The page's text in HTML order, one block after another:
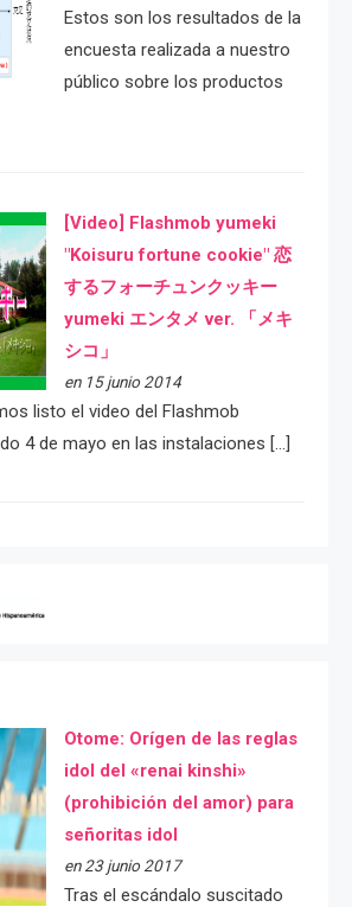
Estos son los resultados de la
encuesta realizada a nuestro
público sobre los productos
[Video] Flashmob yumeki
"Koisuru fortune cookie" 恋
するフォーチュンクッキー
yumeki エンタメ ver. 「メキ
シコ」
en 15 junio 2014
listo el video del Flashmob
4 de mayo en las instalaciones […]
Otome: Orígen de las reglas
idol del «renai kinshi»
(prohibición del amor) para
señoritas idol
en 23 junio 2017
Tras el escándalo suscitado